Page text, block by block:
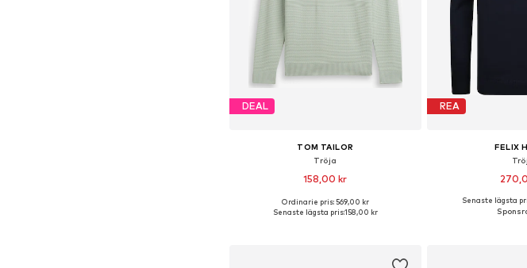
DEAL
TOM TAILOR
Tröja
158,00 kr
Tillgängliga storlekar: M, L, XL, XXL
Ordinarie pris: 569,00 kr
Senaste lägsta pris:158,00 kr
REA
FELIX
Tillgängliga
Senaste lägsta